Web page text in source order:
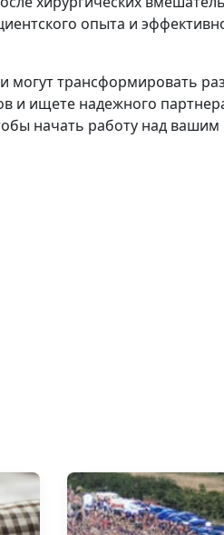
опыта и
трансформировать
и ищете надежного
начать работу над вашим